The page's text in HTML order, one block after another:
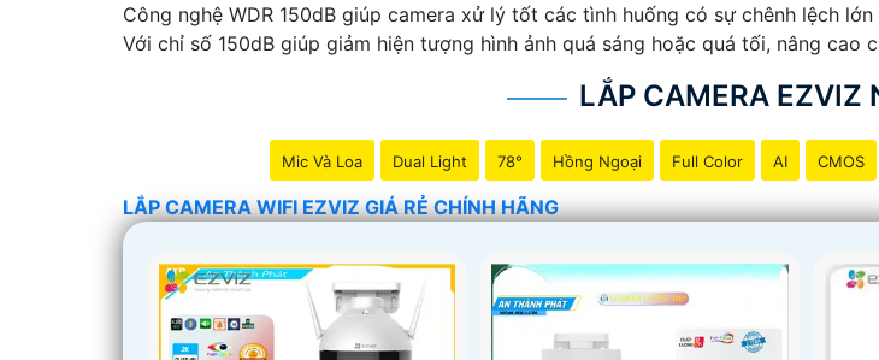
Công nghệ WDR 150dB giúp camera xử lý tốt các tình huống có sự chênh lệch
Với chỉ số 150dB giúp giảm hiện tượng hình ảnh quá sáng hoặc quá tối, nâng
LẮP CAMERA EZVIZ
Mic Và Loa Dual Light 78° Hồng Ngoại Full Color AI CMOS
LẮP CAMERA WIFI EZVIZ GIÁ RẺ CHÍNH HÃNG